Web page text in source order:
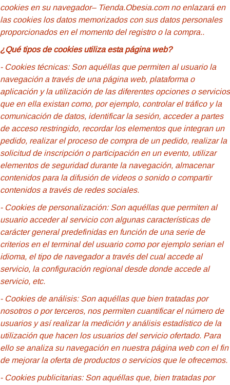
cookies en su navegador– Tienda.Obesia.com no enlazará en
las cookies los datos memorizados con sus datos personales
proporcionados en el momento del registro o la compra..
¿Qué tipos de cookies utiliza esta página web?
- Cookies técnicas: Son aquéllas que permiten al usuario la
navegación a través de una página web, plataforma o
aplicación y la utilización de las diferentes opciones o servicios
que en ella existan como, por ejemplo, controlar el tráfico y la
comunicación de datos, identificar la sesión, acceder a partes
de acceso restringido, recordar los elementos que integran un
pedido, realizar el proceso de compra de un pedido, realizar la
solicitud de inscripción o participación en un evento, utilizar
elementos de seguridad durante la navegación, almacenar
contenidos para la difusión de videos o sonido o compartir
contenidos a través de redes sociales.
- Cookies de personalización: Son aquéllas que permiten al
usuario acceder al servicio con algunas características de
carácter general predefinidas en función de una serie de
criterios en el terminal del usuario como por ejemplo serian el
idioma, el tipo de navegador a través del cual accede al
servicio, la configuración regional desde donde accede al
servicio, etc.
- Cookies de análisis: Son aquéllas que bien tratadas por
nosotros o por terceros, nos permiten cuantificar el número de
usuarios y así realizar la medición y análisis estadístico de la
utilización que hacen los usuarios del servicio ofertado. Para
ello se analiza su navegación en nuestra página web con el fin
de mejorar la oferta de productos o servicios que le ofrecemos.
- Cookies publicitarias: Son aquéllas que, bien tratadas por